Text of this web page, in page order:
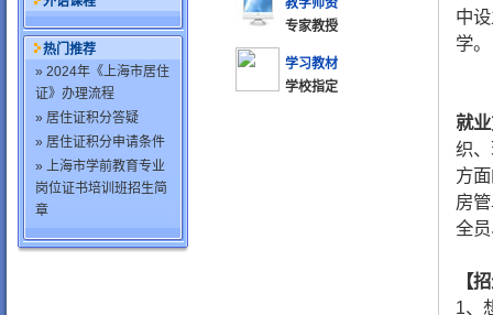
热门推荐
» 2024年《上海市居住
证》办理流程
» 居住证积分答疑
» 居住证积分申请条件
» 上海市学前教育专业
岗位证书培训班招生简
章
教学师资
专家教授
学习教材
学校指定
中
学。
就
织
方
房
全
【
1、